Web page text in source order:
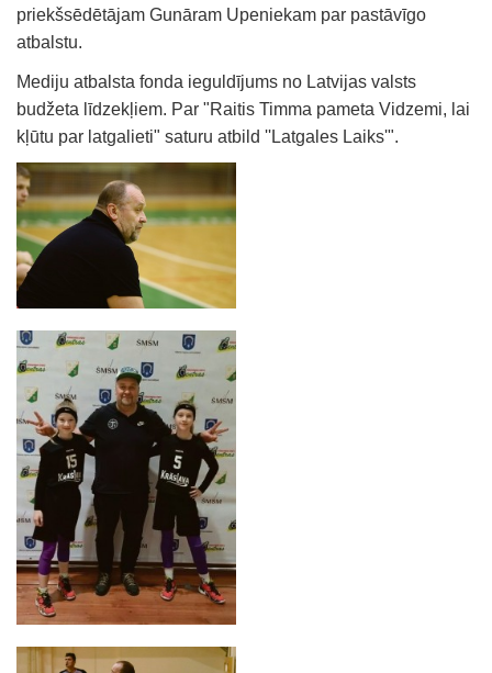
priekšsēdētājam Gunāram Upeniekam par pastāvīgo
atbalstu.
Mediju atbalsta fonda ieguldījums no Latvijas valsts
budžeta līdzekļiem. Par "Raitis Timma pameta Vidzemi, lai
kļūtu par latgalieti" saturu atbild ''Latgales Laiks'".